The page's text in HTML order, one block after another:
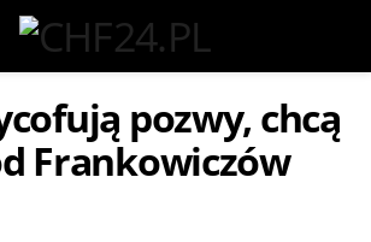
pozwy, chcą
Frankowiczów